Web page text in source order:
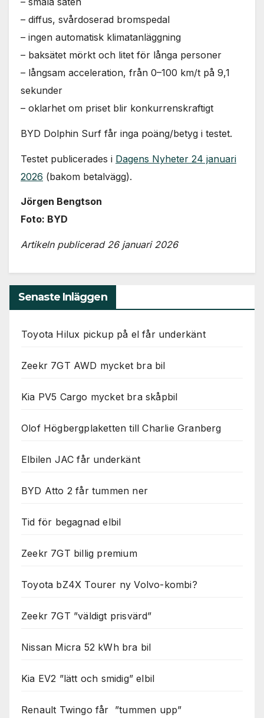
– diffus, svårdoserad bromspedal
– ingen automatisk klimatanläggning
– baksätet mörkt och litet för långa personer
– långsam acceleration, från 0–100 km/t på 9,1
sekunder
– oklarhet om priset blir konkurrenskraftigt
BYD Dolphin Surf får inga poäng/betyg i testet.
Testet publicerades i Dagens Nyheter 24 januari
2026 (bakom betalvägg).
Jörgen Bengtson
Foto: BYD
Artikeln publicerad 26 januari 2026
Senaste Inläggen
Toyota Hilux pickup på el får underkänt
Zeekr 7GT AWD mycket bra bil
Kia PV5 Cargo mycket bra skåpbil
Olof Högbergplaketten till Charlie Granberg
Elbilen JAC får underkänt
BYD Atto 2 får tummen ner
Tid för begagnad elbil
Zeekr 7GT billig premium
Toyota bZ4X Tourer ny Volvo-kombi?
Zeekr 7GT ”väldigt prisvärd”
Nissan Micra 52 kWh bra bil
Kia EV2 ”lätt och smidig” elbil
Renault Twingo får ”tummen upp”